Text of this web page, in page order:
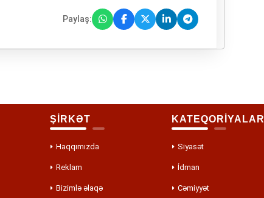
Paylaş:
ŞİRKƏT
Haqqımızda
Reklam
Bizimlə əlaqə
KATEQORİYALAR
Siyasət
İdman
Cəmiyyət